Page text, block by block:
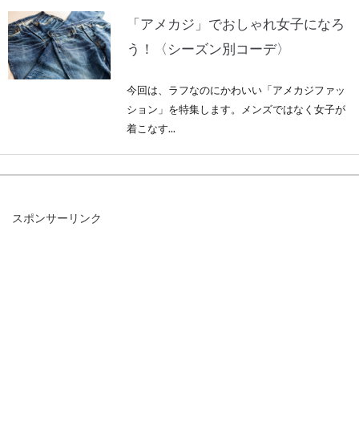
「アメカジ」でおしゃれ女子になろ
う！〈シーズン別コーデ〉
今回は、ラフなのにかわいい「アメカジファッ
ション」を特集します。メンズではなく女子が
着こなす...
スポンサーリンク